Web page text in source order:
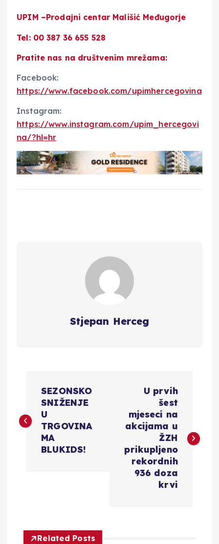
UPIM –Prodajni centar Mališić Međugorje
Tel: 00 387 36 655 528
Pratite nas na društvenim mrežama:
Facebook:
https://www.facebook.com/upimhercegovina
Instagram:
https://www.instagram.com/upim_hercegovi
na/?hl=hr
Stjepan Herceg
v
c
SEZONSKO
SNIŽENJE
U
TRGOVINA
MA
BLUKIDS!
U prvih
šest
mjeseci na
akcijama u
ŽZH
prikupljeno
rekordnih
936 doza
krvi
Related Posts